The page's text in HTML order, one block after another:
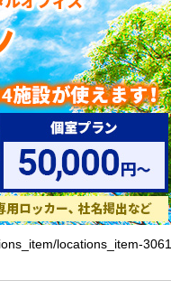
locations_item-3061